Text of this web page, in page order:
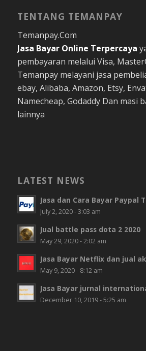
TENTANG TEMANPAY
Temanpay.Com
Jasa Bayar Online Terpercaya
pembayaran melalui Visa,
Temanpay melayani jasa
ebay, Alibaba, Amazon, Etsy,
Namecheap, Godaddy Dan masi
lainnya
LATEST NEWS
Jasa dan Cara Bayar Paypal
July 2, 2020 - 3:03 am
Jual battle pass dota 2 2020
May 29, 2020 - 2:02 am
Jasa Bayar Netflix dan jual
May 9, 2020 - 8:12 am
Jasa Bayar jurnal
December 10, 2019 - 5:25 am